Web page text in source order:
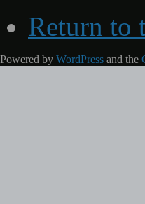
Return to
Powered by WordPress and the